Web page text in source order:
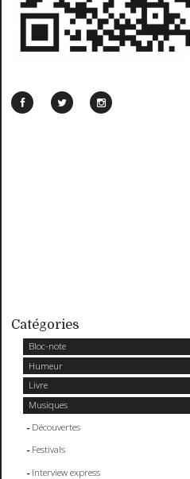
Catégories
Bloc-note
Humeur
Livre
Musiques
Découvertes
Festivals
Interview express